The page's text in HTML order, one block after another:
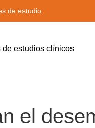
de estudio.
de estudios clínicos
el